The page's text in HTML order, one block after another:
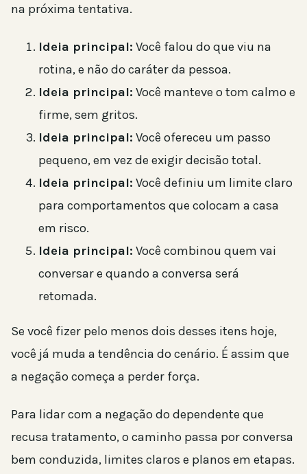
na próxima tentativa.
Ideia principal: Você falou do que viu na
rotina, e não do caráter da pessoa.
Ideia principal: Você manteve o tom calmo e
firme, sem gritos.
Ideia principal: Você ofereceu um passo
pequeno, em vez de exigir decisão total.
Ideia principal: Você definiu um limite claro
para comportamentos que colocam a casa
em risco.
Ideia principal: Você combinou quem vai
conversar e quando a conversa será
retomada.
Se você fizer pelo menos dois desses itens hoje,
você já muda a tendência do cenário. É assim que
a negação começa a perder força.
Para lidar com a negação do dependente que
recusa tratamento, o caminho passa por conversa
bem conduzida, limites claros e planos em etapas.